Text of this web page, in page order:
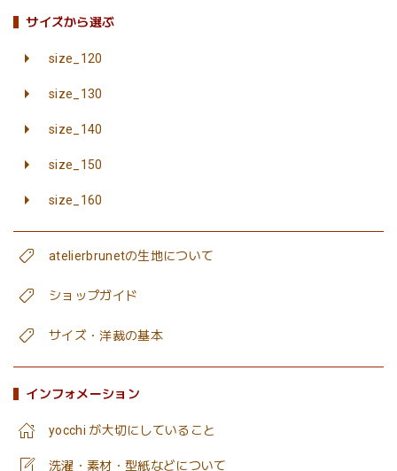
サイズから選ぶ
size_120
size_130
size_140
size_150
size_160
atelierbrunetの生地について
ショップガイド
サイズ・洋裁の基本
インフォメーション
yocchi が大切にしていること
洗濯・素材・型紙などについて